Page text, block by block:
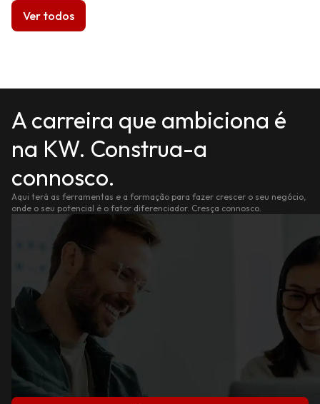
Ver todos
A carreira que ambiciona é
na KW. Construa-a
connosco.
Aqui terá as ferramentas e a formação para fazer crescer o seu negócio,
onde o seu potencial é o fator diferenciador. Cresça connosco.